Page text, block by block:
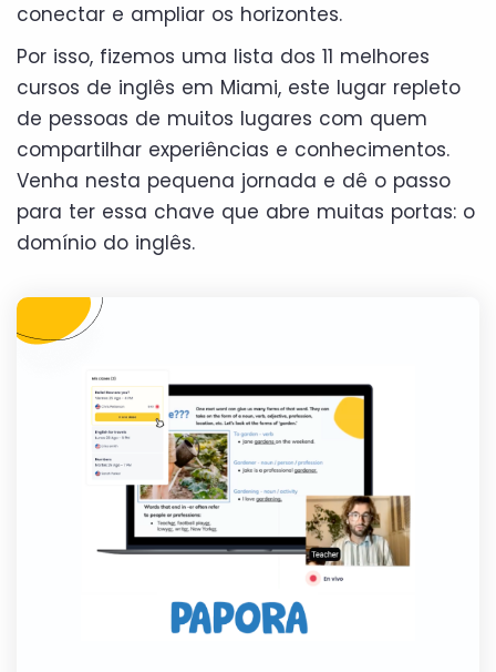
conectar e ampliar os horizontes.
Por isso, fizemos uma lista dos 11 melhores
cursos de inglês em Miami, este lugar repleto
de pessoas de muitos lugares com quem
compartilhar experiências e conhecimentos.
Venha nesta pequena jornada e dê o passo
para ter essa chave que abre muitas portas: o
domínio do inglês.